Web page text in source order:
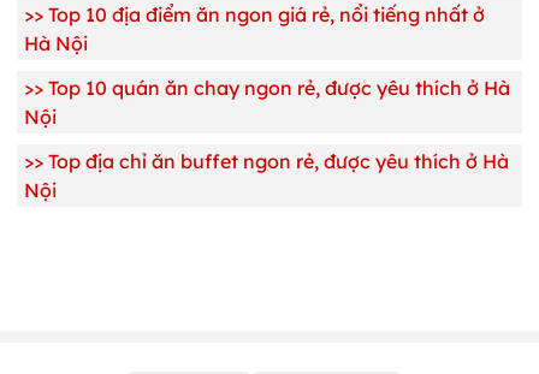
>> Top 10 địa điểm ăn ngon giá rẻ, nổi tiếng nhất ở
Hà Nội
>> Top 10 quán ăn chay ngon rẻ, được yêu thích ở Hà
Nội
>> Top địa chỉ ăn buffet ngon rẻ, được yêu thích ở Hà
Nội